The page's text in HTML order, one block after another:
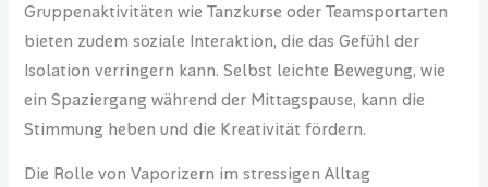
Gruppenaktivitäten wie Tanzkurse oder Teamsportarten
bieten zudem soziale Interaktion, die das Gefühl der
Isolation verringern kann. Selbst leichte Bewegung, wie
ein Spaziergang während der Mittagspause, kann die
Stimmung heben und die Kreativität fördern.
Die Rolle von Vaporizern im stressigen Alltag